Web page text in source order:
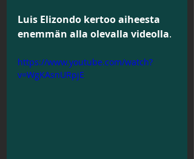
Luis Elizondo kertoo aiheesta
enemmän alla olevalla videolla.
https://www.youtube.com/watch?
v=WgKAsnURpjE